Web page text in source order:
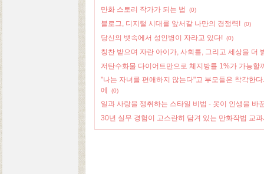
만화 스토리 작가가 되는 법
(0)
블로그, 디지털 시대를 앞서갈 나만의 경쟁력! (0)
당신의 뱃속에서 성인병이 자라고 있다! (0)
칭찬 받으며 자란 아이가, 사회를, 그리고 세상을 더
저탄수화물 다이어트만으로 체지방률 1%가 가능할
"나는 자녀를 편애하지 않는다"고 부모들은 착각한
에
(0)
일과 사랑을 쟁취하는 스타일 비법 - 옷이 인생을 바
30년 실무 경험이 고스란히 담겨 있는 만화작법 교